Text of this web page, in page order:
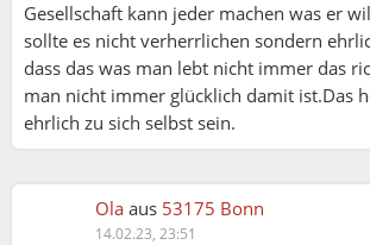
Gesellschaft kann jeder machen was er
sollte es nicht verherrlichen sondern
dass das was man lebt nicht immer das
man nicht immer glücklich damit ist.Das
ehrlich zu sich selbst sein.
Ola aus 53175 Bonn
14.02.23, 23:51
Im Alter bleiben wir Frauen statistisch
alleine. Männer leben 7 Jahre kürzer
der Regel, weiß niemand wieso- älter.
Langweile und die Leute scheinen
gekettet zu sein, als hätten sie keine